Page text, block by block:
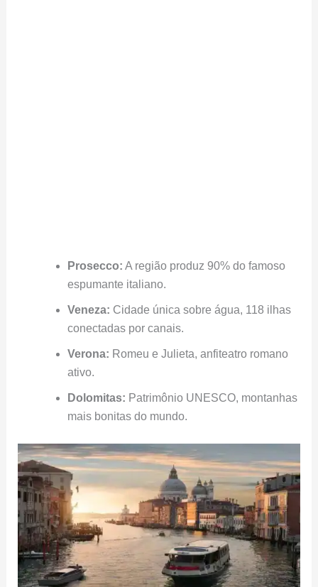
Prosecco: A região produz 90% do famoso
espumante italiano.
Veneza: Cidade única sobre água, 118 ilhas
conectadas por canais.
Verona: Romeu e Julieta, anfiteatro romano
ativo.
Dolomitas: Patrimônio UNESCO, montanhas
mais bonitas do mundo.